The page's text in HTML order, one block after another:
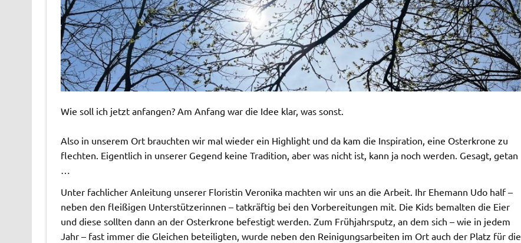
Wie soll ich jetzt anfangen? Am Anfang war die Idee klar, was sonst.
Also in unserem Ort brauchten wir mal wieder ein Highlight und da kam die Inspiration, eine Osterkrone zu
flechten. Eigentlich in unserer Gegend keine Tradition, aber was nicht ist, kann ja noch werden. Gesagt, getan
…
Unter fachlicher Anleitung unserer Floristin Veronika machten wir uns an die Arbeit. Ihr Ehemann Udo half –
neben den fleißigen Unterstützerinnen – tatkräftig bei den Vorbereitungen mit. Die Kids bemalten die Eier
und diese sollten dann an der Osterkrone befestigt werden. Zum Frühjahrsputz, an dem sich – wie in jedem
Jahr – fast immer die Gleichen beteiligten, wurde neben den Reinigungsarbeiten im Ort auch der Platz für die